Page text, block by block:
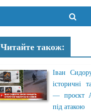
Читайте також:
Іван
історичні
— проєкт
під атакою